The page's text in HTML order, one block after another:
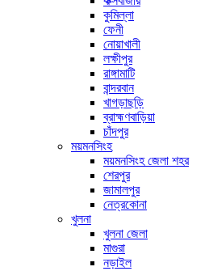
কুমিল্লা
ফেনী
নোয়াখালী
লক্ষীপুর
রাঙ্গামাটি
বান্দরবান
খাগড়াছড়ি
ব্রাহ্মণবাড়িয়া
চাঁদপুর
ময়মনসিংহ
ময়মনসিংহ জেলা শহর
শেরপুর
জামালপুর
নেত্রকোনা
খুলনা
খুলনা জেলা
মাগুরা
নড়াইল